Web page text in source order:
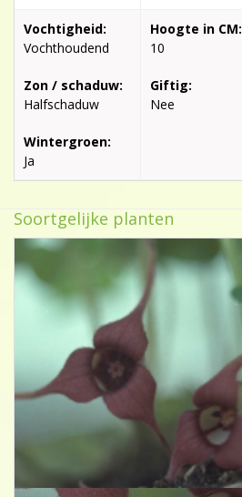
Vochtigheid:
Vochthoudend
Zon / schaduw:
Halfschaduw
Wintergroen:
Ja
Hoogte in CM:
10
Giftig:
Nee
Soortgelijke planten